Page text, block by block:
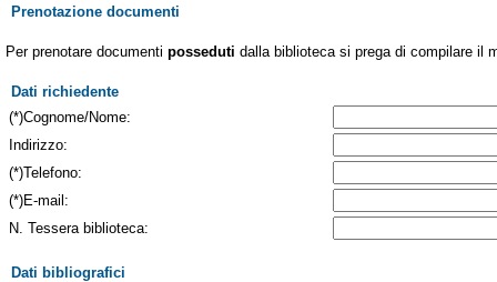
Prenotazione documenti
Per prenotare documenti posseduti dalla biblioteca si prega di compilare il
Dati richiedente
(*)Cognome/Nome:
Indirizzo:
(*)Telefono:
(*)E-mail:
N. Tessera biblioteca:
Dati bibliografici